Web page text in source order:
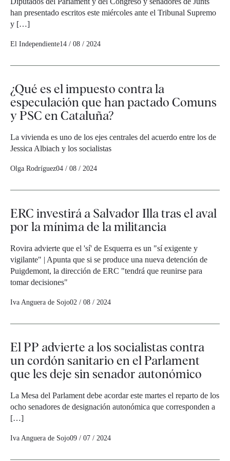
han presentado escritos este miércoles ante el Tribunal Supremo
y […]
El Independiente14 / 08 / 2024
¿Qué es el impuesto contra la
especulación que han pactado Comuns
y PSC en Cataluña?
La vivienda es uno de los ejes centrales del acuerdo entre los de
Jessica Albiach y los socialistas
Olga Rodríguez04 / 08 / 2024
ERC investirá a Salvador Illa tras el aval
por la mínima de la militancia
Rovira advierte que el 'sí' de Esquerra es un "sí exigente y
vigilante" | Apunta que si se produce una nueva detención de
Puigdemont, la dirección de ERC "tendrá que reunirse para
tomar decisiones"
Iva Anguera de Sojo02 / 08 / 2024
El PP advierte a los socialistas contra
un cordón sanitario en el Parlament
que les deje sin senador autonómico
La Mesa del Parlament debe acordar este martes el reparto de los
ocho senadores de designación autonómica que corresponden a
[…]
Iva Anguera de Sojo09 / 07 / 2024